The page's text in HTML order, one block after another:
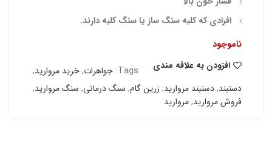
افرادی که کلیه سنگ ساز یا سنگ کلیه دارند.
ناموجود
افزودن به علاقه مندی
Tags: جواهرات,خرید مروارید,
دستبند,دستبند مروارید, زرین گام, سنگ درمانی, سنگ مروارید,
فروش مروارید,مروارید